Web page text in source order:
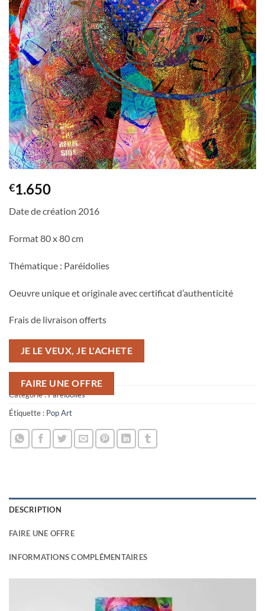
€1.650
Date de création 2016
Format 80 x 80 cm
Thématique : Paréidolies
Oeuvre unique et originale avec certificat d’authenticité
Frais de livraison offerts
JE LE VEUX, JE L'ACHETE
FAIRE UNE OFFRE
Catégorie :Paréidolies
Étiquette : Pop Art
DESCRIPTION
FAIRE UNE OFFRE
INFORMATIONS COMPLÉMENTAIRES